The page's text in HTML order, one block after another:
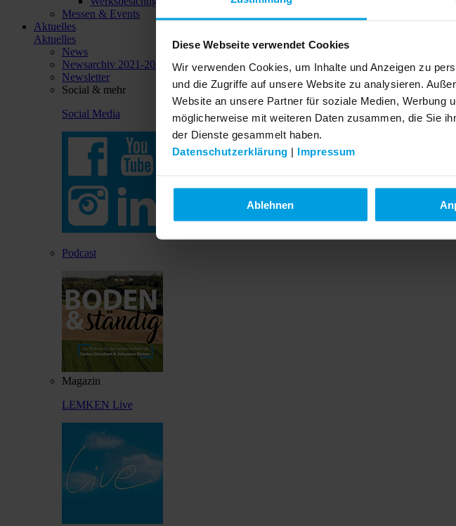
Diese Webseite verwendet Cookies
Wir verwenden Cookies, um Inhalte und Anzeigen zu
und die Zugriffe auf unsere Website zu analysieren.
Website an unsere Partner für soziale Medien, Werbung
möglicherweise mit weiteren Daten zusammen, die Sie
der Dienste gesammelt haben.
Datenschutzerklärung | Impressum
Ablehnen
Messen & Events
Aktuelles
Aktuelles
News
Newsarchiv 2021-2023
Newsletter
Social & mehr
Social Media
Podcast
Magazin
LEMKEN Live